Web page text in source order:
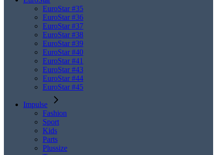
EuroStar #35
EuroStar #36
EuroStar #37
EuroStar #38
EuroStar #39
EuroStar #40
EuroStar #41
EuroStar #43
EuroStar #44
EuroStar #45
Impulse
Fashion
Sport
Kids
Parts
Plussize